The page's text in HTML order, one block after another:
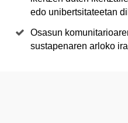
edo unibertsitateetan
Osasun
sustapenaren arloko